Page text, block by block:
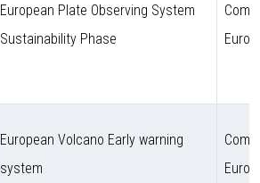
European Plate Observing System
Sustainability Phase
European Volcano Early warning
system